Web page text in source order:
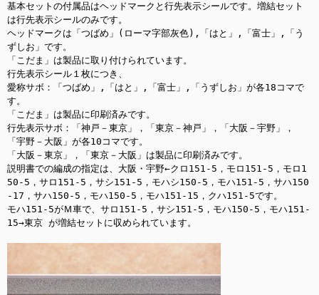
基本セットの付属品はヘッドマークと行先表示シールです。増結セット
は行先表示シールのみです。
ヘッドマークは「つばめ」(ローマ字部灰色),「はと」,「富士」,「う
ずしお」です。
「こだま」は製品に取り付けられています。
行先表示シール１枚につき、
愛称サボ：「つばめ」,「はと」,「富士」,「うずしお」が各18コマで
す。
「こだま」は製品に印刷済みです。
行先表示サボ：「神戸－東京」，「東京－神戸」，「大阪－宇野」，
「宇野－大阪」が各10コマです。
「大阪－東京」，「東京－大阪」は製品に印刷済みです。
説明書での編成の指定は、大阪・宇野←クロ151-5，モロ151-5，モロ1
50-5，サロ151-5，サシ151-5，モハシ150-5，モハ151-5，サハ150
-17，サハ150-5，モハ150-5，モハ151-15，クハ151-5です。
モハ151-5がＭ車で、サロ151-5，サシ151-5，モハ150-5，モハ151-
15→東京 が増結セットに収められています。